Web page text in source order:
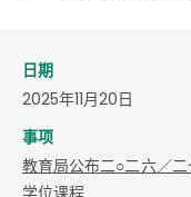
日期
2025年11月20日
事项
教育局公布二○二六／
学位课程